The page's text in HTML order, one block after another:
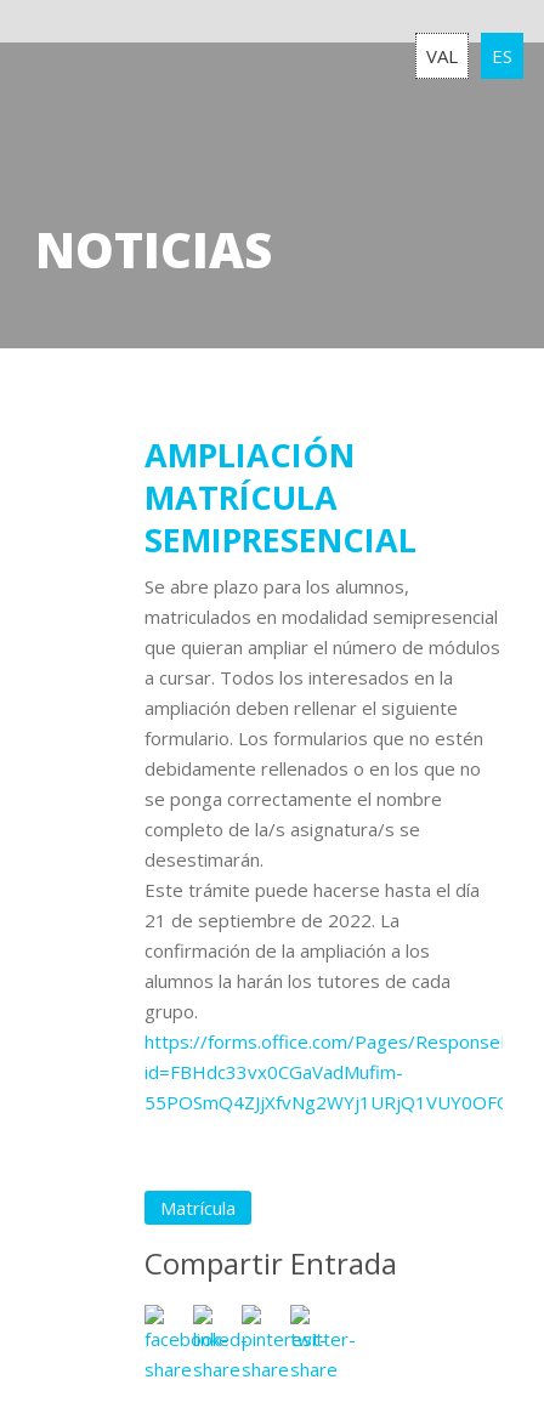
VAL ES
NOTICIAS
AMPLIACIÓN
MATRÍCULA
SEMIPRESENCIAL
Se abre plazo para los alumnos,
matriculados en modalidad semipresencial
que quieran ampliar el número de módulos
a cursar. Todos los interesados en la
ampliación deben rellenar el siguiente
formulario. Los formularios que no estén
debidamente rellenados o en los que no
se ponga correctamente el nombre
completo de la/s asignatura/s se
desestimarán.
Este trámite puede hacerse hasta el día
21 de septiembre de 2022. La
confirmación de la ampliación a los
alumnos la harán los tutores de cada
grupo.
https://forms.office.com/Pages/
id=FBHdc33vx0CGaVadMufim-
Matrícula
Compartir Entrada